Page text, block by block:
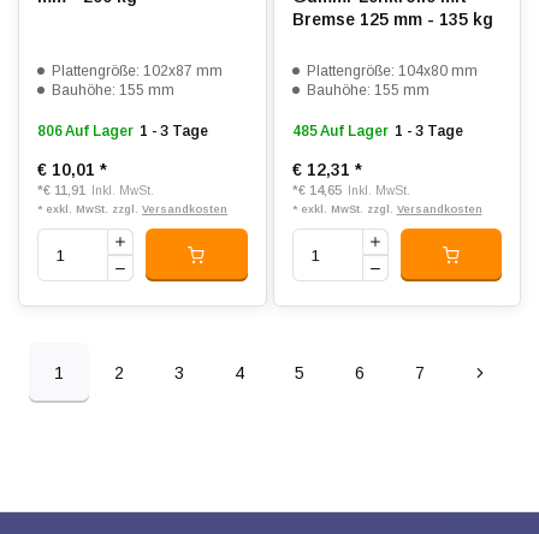
Plattengröße: 102x87 mm
Bauhöhe: 155 mm
806 Auf Lager 1 - 3 Tage
€ 10,01 *
*€ 11,91 Inkl. MwSt.
* exkl. MwSt. zzgl. Versandkosten
Bremse 125 mm - 135 kg
Plattengröße: 104x80 mm
Bauhöhe: 155 mm
485 Auf Lager 1 - 3 Tage
€ 12,31 *
*€ 14,65 Inkl. MwSt.
* exkl. MwSt. zzgl. Versandkosten
1 2 3 4 5 6 7